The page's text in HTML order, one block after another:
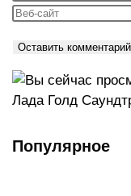
имя
имя
пользователя,
чтобы
прокомментировать
свой
адрес,
чтобы
прокомментировать
Введите
вашего
веб-
сайта
(необязательно)
Популярное